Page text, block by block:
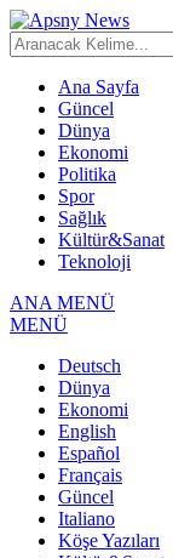
Ana Sayfa
Güncel
Dünya
Ekonomi
Politika
Spor
Sağlık
Kültür&Sanat
Teknoloji
ANA MENÜ
MENÜ
Deutsch
Dünya
Ekonomi
English
Español
Français
Güncel
Italiano
Köşe Yazıları